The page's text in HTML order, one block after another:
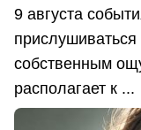
9 августа
прислушиваться
собственным
располагает к ...